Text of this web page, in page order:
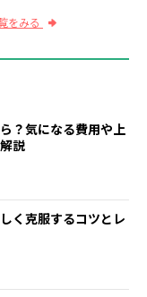
をみる
？気になる費用や上
説
く克服するコツとレ